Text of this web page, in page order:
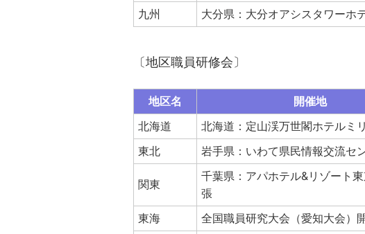
九州
大分県：大分オアシスタワーホ
〔地区職員研修会〕
地区名 開催地
北海道
北海道：定山渓万世閣ホテルミ
東北
岩手県：いわて県民情報交流セ
関東
千葉県：アパホテル&リゾート
張
東海
全国職員研究大会（愛知大会）